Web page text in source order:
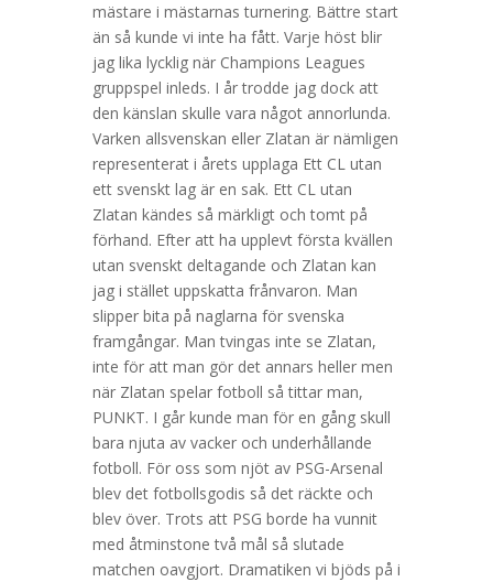
mästare i mästarnas turnering. Bättre start
än så kunde vi inte ha fått. Varje höst blir
jag lika lycklig när Champions Leagues
gruppspel inleds. I år trodde jag dock att
den känslan skulle vara något annorlunda.
Varken allsvenskan eller Zlatan är nämligen
representerat i årets upplaga Ett CL utan
ett svenskt lag är en sak. Ett CL utan
Zlatan kändes så märkligt och tomt på
förhand. Efter att ha upplevt första kvällen
utan svenskt deltagande och Zlatan kan
jag i stället uppskatta frånvaron. Man
slipper bita på naglarna för svenska
framgångar. Man tvingas inte se Zlatan,
inte för att man gör det annars heller men
när Zlatan spelar fotboll så tittar man,
PUNKT. I går kunde man för en gång skull
bara njuta av vacker och underhållande
fotboll. För oss som njöt av PSG-Arsenal
blev det fotbollsgodis så det räckte och
blev över. Trots att PSG borde ha vunnit
med åtminstone två mål så slutade
matchen oavgjort. Dramatiken vi bjöds på i